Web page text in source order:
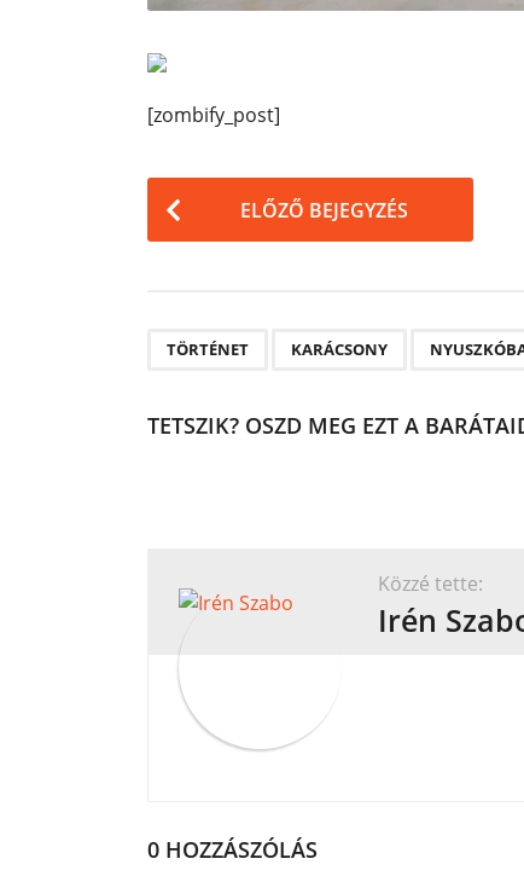
[zombify_post]
P
o
P
g
ELŐZŐ BEJEGYZÉS
TÖRTÉNET KARÁCSONY
TETSZIK? OSZD MEG EZT A
Közzé tette:
Irén
0 HOZZÁSZÓLÁS